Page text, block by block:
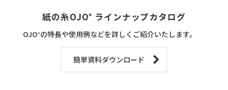
紙の糸OJO⁺ ラインナップカタログ
OJO⁺の特長や使用例などを詳しくご紹介いたします。
簡単資料ダウンロード